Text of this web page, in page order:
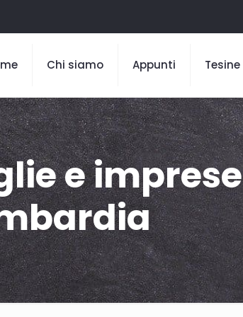
Chi siamo Appunti Tesine
e imprese